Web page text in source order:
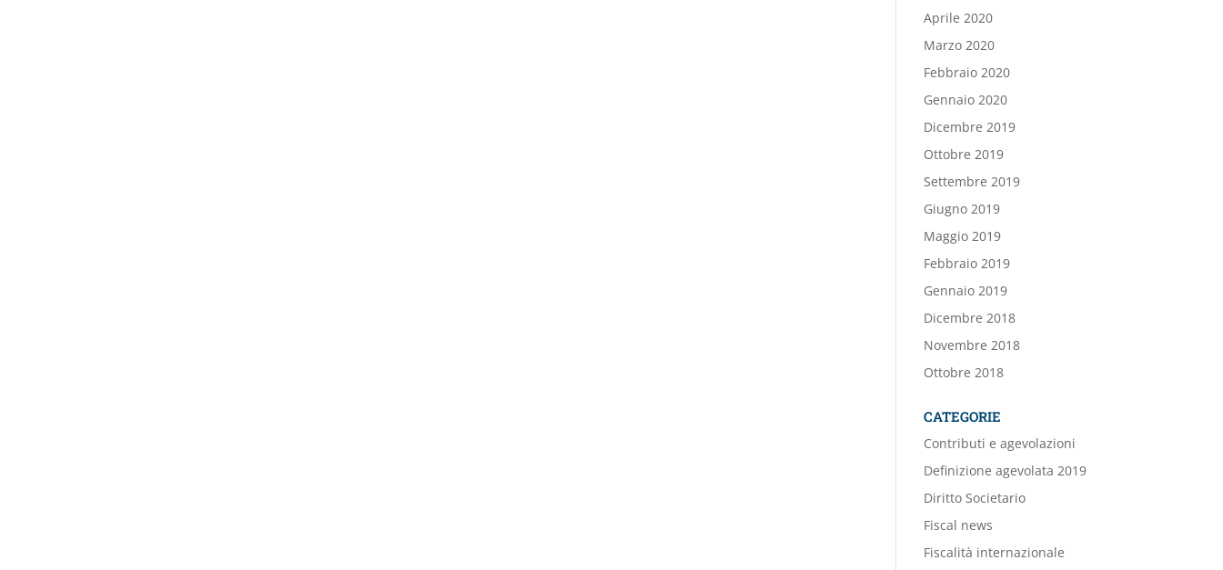
Aprile 2020
Marzo 2020
Febbraio 2020
Gennaio 2020
Dicembre 2019
Ottobre 2019
Settembre 2019
Giugno 2019
Maggio 2019
Febbraio 2019
Gennaio 2019
Dicembre 2018
Novembre 2018
Ottobre 2018
CATEGORIE
Contributi e agevolazioni
Definizione agevolata 2019
Diritto Societario
Fiscal news
Fiscalità internazionale